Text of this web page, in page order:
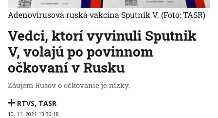
Vedci, ktorí vyvinuli Sputnik
V, volajú po povinnom
očkovaní v Rusku
Záujem Rusov o očkovanie je nízky.
RTVS, TASR
10. 11. 2021 13:36:18
Adenovírusová ruská vakcína Sputnik V. (Foto: TASR)